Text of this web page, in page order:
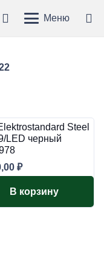
Меню
Steel
LED черный
₽
В корзину